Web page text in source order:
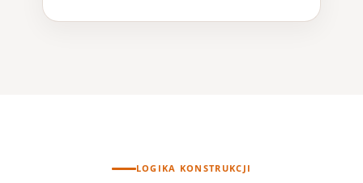
LOGIKA KONSTRUKCJI